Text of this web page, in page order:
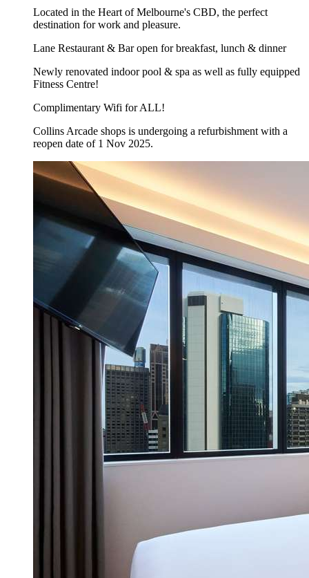
Located in the Heart of Melbourne's CBD, the perfect
destination for work and pleasure.
Lane Restaurant & Bar open for breakfast, lunch & dinner
Newly renovated indoor pool & spa as well as fully equipped
Fitness Centre!
Complimentary Wifi for ALL!
Collins Arcade shops is undergoing a refurbishment with a
reopen date of 1 Nov 2025.